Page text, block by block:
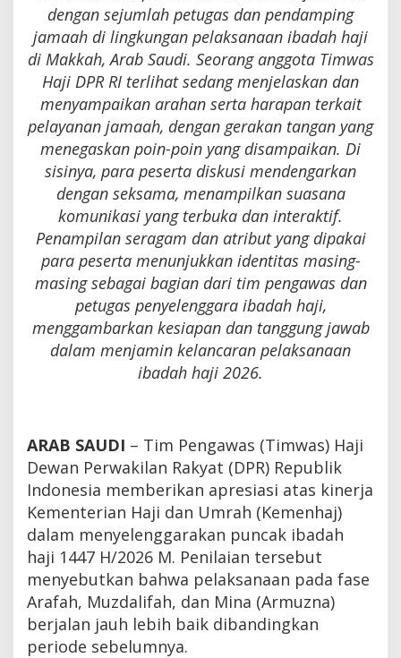
dengan sejumlah petugas dan pendamping
jamaah di lingkungan pelaksanaan ibadah haji
di Makkah, Arab Saudi. Seorang anggota Timwas
Haji DPR RI terlihat sedang menjelaskan dan
menyampaikan arahan serta harapan terkait
pelayanan jamaah, dengan gerakan tangan yang
menegaskan poin-poin yang disampaikan. Di
sisinya, para peserta diskusi mendengarkan
dengan seksama, menampilkan suasana
komunikasi yang terbuka dan interaktif.
Penampilan seragam dan atribut yang dipakai
para peserta menunjukkan identitas masing-
masing sebagai bagian dari tim pengawas dan
petugas penyelenggara ibadah haji,
menggambarkan kesiapan dan tanggung jawab
dalam menjamin kelancaran pelaksanaan
ibadah haji 2026.
ARAB SAUDI – Tim Pengawas (Timwas) Haji
Dewan Perwakilan Rakyat (DPR) Republik
Indonesia memberikan apresiasi atas kinerja
Kementerian Haji dan Umrah (Kemenhaj)
dalam menyelenggarakan puncak ibadah
haji 1447 H/2026 M. Penilaian tersebut
menyebutkan bahwa pelaksanaan pada fase
Arafah, Muzdalifah, dan Mina (Armuzna)
berjalan jauh lebih baik dibandingkan
periode sebelumnya.